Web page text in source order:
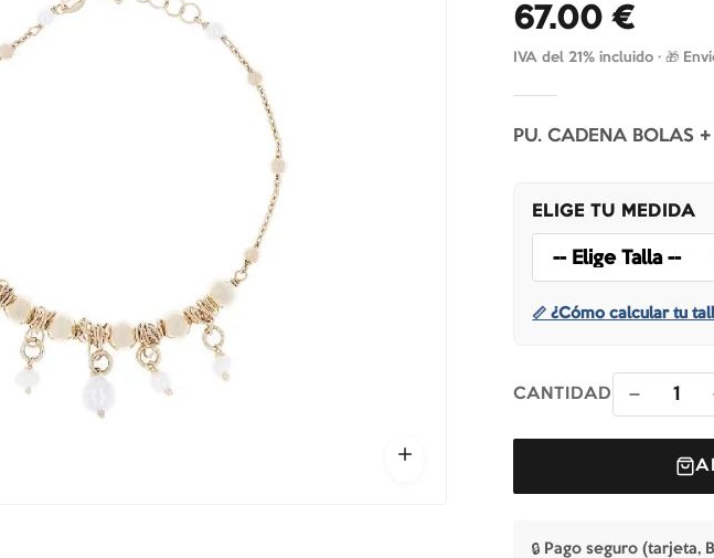
67.00 €
IVA del 21% incluido ·🎁
PU. CADENA BOLAS
ELIGE TU MEDIDA
📏 ¿Cómo calcular tu
CANTIDAD 1
🔒 Pago seguro (tarjeta,